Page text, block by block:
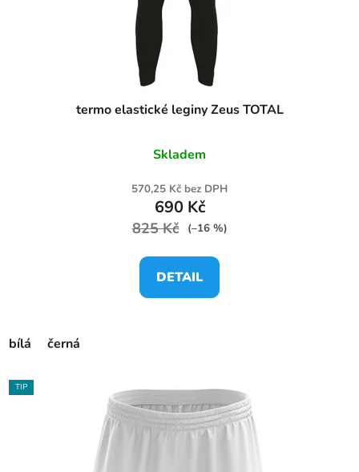
termo elastické leginy Zeus TOTAL
Skladem
570,25 Kč bez DPH
690 Kč
825 Kč (–16 %)
DETAIL
bílá černá
TIP